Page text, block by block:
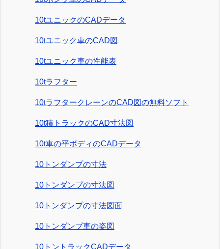
10tユニックのCADデータ
10tユニック車のCAD図
10tユニック車の性能表
10tラフター
10tラフタークレーンのCAD図の無料ソフト
10t積トラックのCAD寸法図
10t車の平ボディのCADデータ
10トンダンプの寸法
10トンダンプの寸法図
10トンダンプの寸法図面
10トンダンプ車の姿図
10トントラックCADデータ